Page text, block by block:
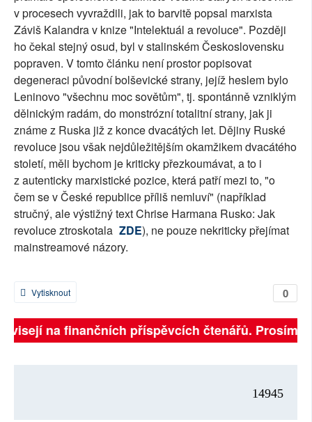
v procesech vyvraždili, jak to barvitě popsal marxista
Záviš Kalandra v knize "Intelektuál a revoluce". Později
ho čekal stejný osud, byl v stalinském Československu
popraven. V tomto článku není prostor popisovat
degeneraci původní bolševické strany, jejíž heslem bylo
Leninovo "všechnu moc sovětům", tj. spontánně vzniklým
dělnickým radám, do monstrózní totalitní strany, jak ji
známe z Ruska již z konce dvacátých let. Dějiny Ruské
revoluce jsou však nejdůležitějším okamžikem dvacátého
století, měli bychom je kriticky přezkoumávat, a to i
z autenticky marxistické pozice, která patří mezi to, "o
čem se v České republice příliš nemluví" (například
stručný, ale výstižný text Chrise Harmana Rusko: Jak
revoluce ztroskotala ZDE), ne pouze nekriticky přejímat
mainstreamové názory.
0
Vytisknout
na finančních příspěvcích čtenářů. Prosíme,
14945